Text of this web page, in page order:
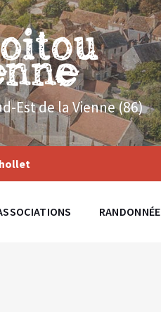
Est de la Vienne (86)
RANDONNÉE